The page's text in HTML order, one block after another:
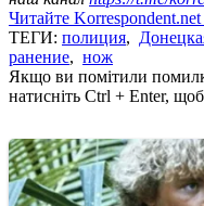
Читайте
ТЕГИ: полиция,
ранение, нож
Якщо ви помітили
натисніть Ctrl + Enter,